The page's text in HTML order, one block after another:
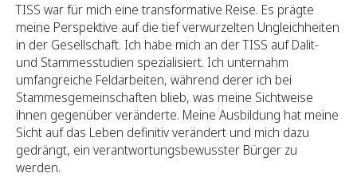
TISS war für mich eine transformative Reise. Es prägte
meine Perspektive auf die tief verwurzelten Ungleichheiten
in der Gesellschaft. Ich habe mich an der TISS auf Dalit-
und Stammesstudien spezialisiert. Ich unternahm
umfangreiche Feldarbeiten, während derer ich bei
Stammesgemeinschaften blieb, was meine Sichtweise
ihnen gegenüber veränderte. Meine Ausbildung hat meine
Sicht auf das Leben definitiv verändert und mich dazu
gedrängt, ein verantwortungsbewusster Bürger zu
werden.